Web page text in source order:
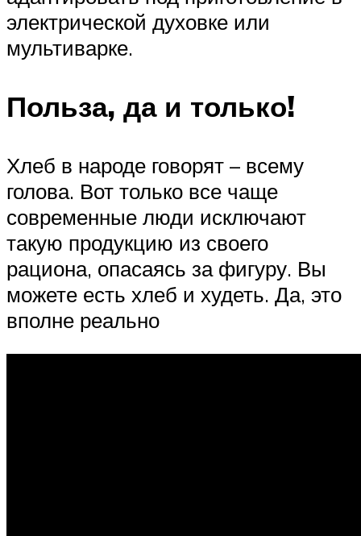
электрической духовке или
мультиварке.
Польза, да и только!
Хлеб в народе говорят – всему
голова. Вот только все чаще
современные люди исключают
такую продукцию из своего
рациона, опасаясь за фигуру. Вы
можете есть хлеб и худеть. Да, это
вполне реально